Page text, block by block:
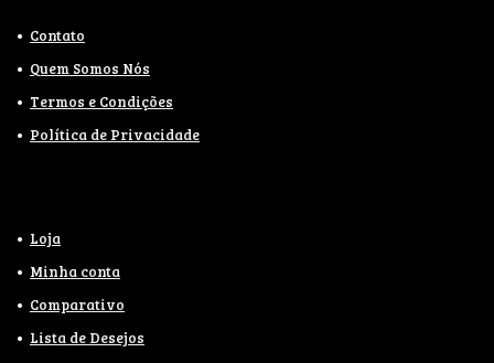
Contato
Quem Somos Nós
Termos e Condições
Política de Privacidade
Loja
Minha conta
Comparativo
Lista de Desejos